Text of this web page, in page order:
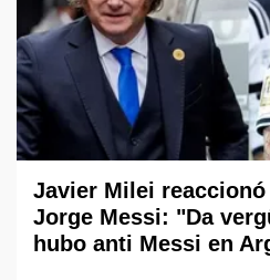
Javier Milei
Jorge Messi: "Da
hubo anti Messi en